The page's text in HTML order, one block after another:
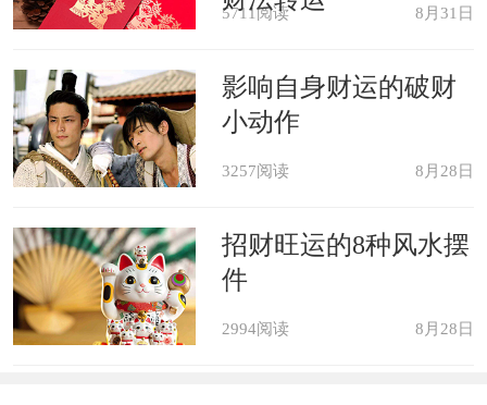
让人下不了台，最后事情也是越弄越复
杂。
属狗：不想失了面子
属狗人在很多事情上喜欢得理不饶
人，其实这也跟他们的好面子有关。尤
其是在他们做错的情况下，属狗人会觉
5711阅读 8月31日
影响自身财运的破财
小动作
3257阅读 8月28日
招财旺运的8种风水摆
件
2994阅读 8月28日